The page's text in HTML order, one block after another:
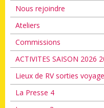
Nous rejoindre
Ateliers
Commissions
ACTIVITES SAISON 2026
Lieux de RV sorties
La Presse 4